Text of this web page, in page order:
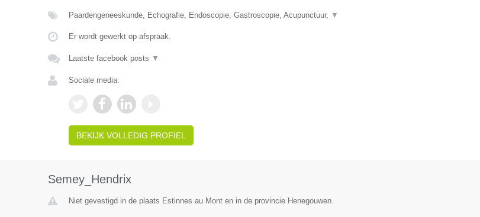
Paardengeneeskunde, Echografie, Endoscopie, Gastroscopie, Acupunctuur, ▼
Er wordt gewerkt op afspraak.
Laatste facebook posts ▼
Sociale media:
BEKIJK VOLLEDIG PROFIEL
Semey_Hendrix
Niet gevestigd in de plaats Estinnes au Mont en in de provincie Henegouwen.